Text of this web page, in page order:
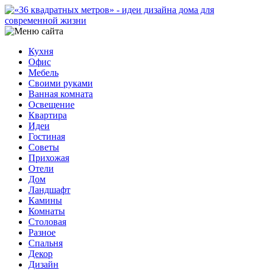
Кухня
Офис
Мебель
Своими руками
Ванная комната
Освещение
Квартира
Идеи
Гостиная
Советы
Прихожая
Отели
Дом
Ландшафт
Камины
Комнаты
Столовая
Разное
Спальня
Декор
Дизайн